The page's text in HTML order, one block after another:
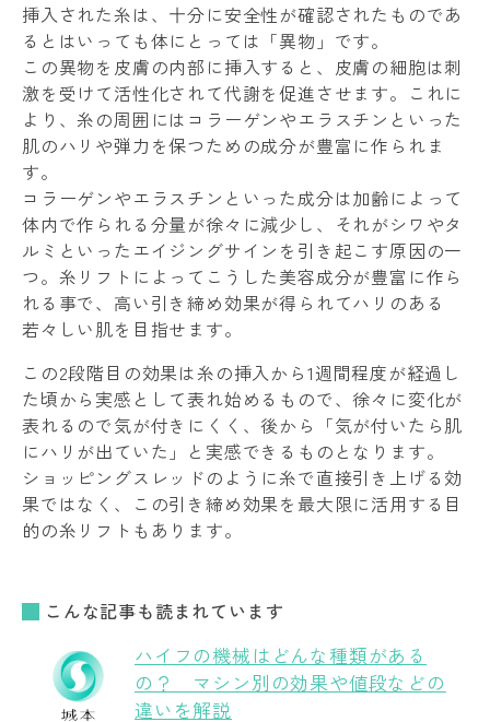
挿入された糸は、十分に安全性が確認されたものであ
るとはいっても体にとっては「異物」です。
この異物を皮膚の内部に挿入すると、皮膚の細胞は刺
激を受けて活性化されて代謝を促進させます。これに
より、糸の周囲にはコラーゲンやエラスチンといった
肌のハリや弾力を保つための成分が豊富に作られま
す。
コラーゲンやエラスチンといった成分は加齢によって
体内で作られる分量が徐々に減少し、それがシワやタ
ルミといったエイジングサインを引き起こす原因の一
つ。糸リフトによってこうした美容成分が豊富に作ら
れる事で、高い引き締め効果が得られてハリのある
若々しい肌を目指せます。
この2段階目の効果は糸の挿入から1週間程度が経過し
た頃から実感として表れ始めるもので、徐々に変化が
表れるので気が付きにくく、後から「気が付いたら肌
にハリが出ていた」と実感できるものとなります。
ショッピングスレッドのように糸で直接引き上げる効
果ではなく、この引き締め効果を最大限に活用する目
的の糸リフトもあります。
こんな記事も読まれています
ハイフの機械はどんな種類がある
の？ マシン別の効果や値段などの
違いを解説